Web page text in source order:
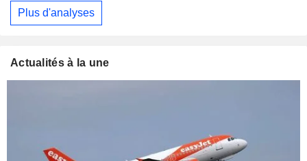
Plus d'analyses
Actualités à la une